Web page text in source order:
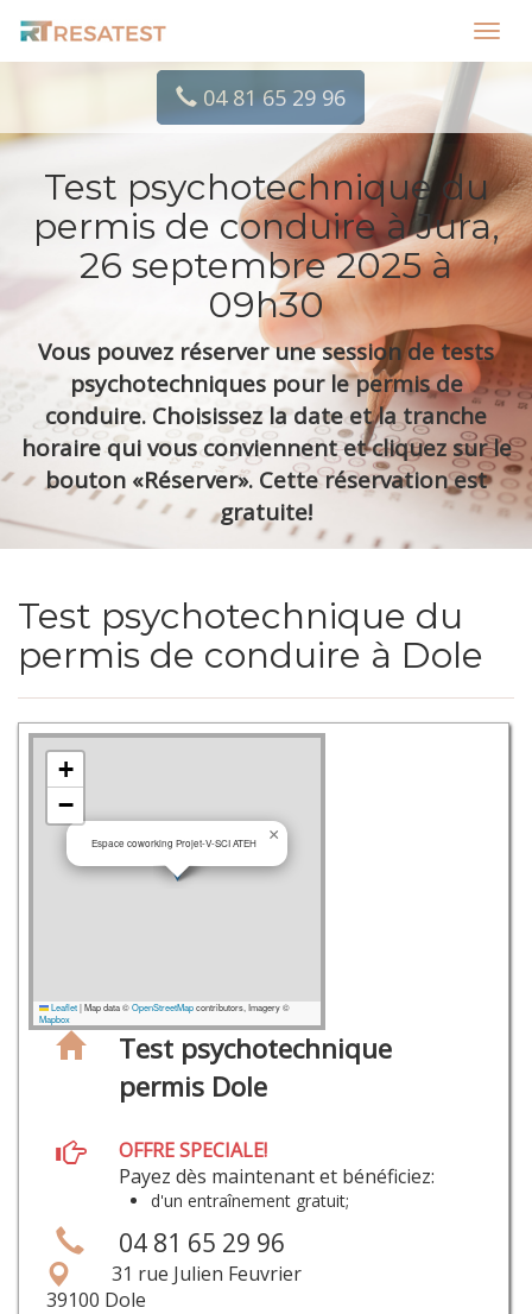
04 81 65 29 96
Test psychotechnique du
permis de conduire à Jura,
26 septembre 2025 à
09h30
Vous pouvez réserver une session de tests
psychotechniques pour le permis de
conduire. Choisissez la date et la tranche
horaire qui vous conviennent et cliquez sur le
bouton «Réserver». Cette réservation est
gratuite!
Test psychotechnique du
permis de conduire à Dole
Espace coworking Projet-V-SCI ATEH ×
+
−
Leaflet |Map data ©OpenStreetMapcontributors, Imagery ©
Mapbox
Test psychotechnique
permis Dole
OFFRE SPECIALE!
Payez dès maintenant et bénéficiez:
d'un entraînement gratuit;
04 81 65 29 96
31 rue Julien Feuvrier
39100 Dole